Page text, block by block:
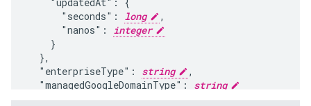
      "seconds":
long
,
      "nanos":
integer
    }
  },
  "enterpriseType":
string
,
  "managedGoogleDomainType":
string
}